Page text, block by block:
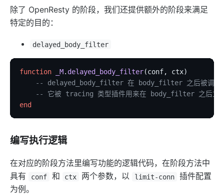
除了 OpenResty 的阶段，我们还提供额外的阶段来满足
特定的目的：
delayed_body_filter
function _M. delayed_body_filter(conf, ctx)
-- delayed_body_filter 在 body_filter 之后被调用
-- 它被 tracing 类型插件用来在 body_filter 之后立
end
编写执行逻辑
在对应的阶段方法里编写功能的逻辑代码，在阶段方法中
具有
conf 和 ctx 两个参数，以 limit-conn
插件配置
为例。